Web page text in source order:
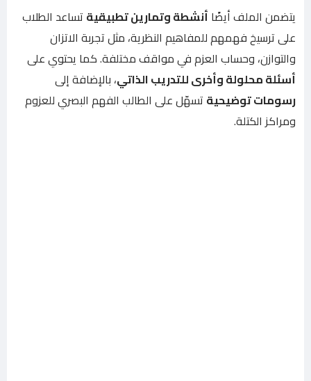
يتضمن الملف أيضًا أنشطة وتمارين تطبيقية تساعد الطلاب
على ترسيخ فهمهم للمفاهيم النظرية، مثل تجربة الاتزان
والتوازن، وحساب العزم في مواقف مختلفة. كما يحتوي على
أسئلة محلولة وأخرى للتدريب الذاتي، بالإضافة إلى
رسومات توضيحية تسهّل على الطالب الفهم البصري للعزوم
ومراكز الكتلة.